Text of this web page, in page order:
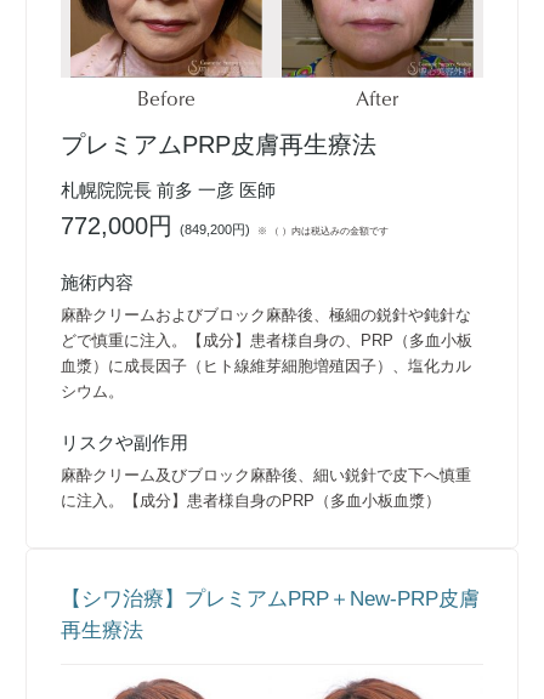
Before After
プレミアムPRP皮膚再生療法
札幌院院長 前多 一彦 医師
772,000円(849,200円) ※ （ ）内は税込みの金額です
施術内容
麻酔クリームおよびブロック麻酔後、極細の鋭針や鈍針な
どで慎重に注入。【成分】患者様自身の、PRP（多血小板
血漿）に成長因子（ヒト線維芽細胞増殖因子）、塩化カル
シウム。
リスクや副作用
麻酔クリーム及びブロック麻酔後、細い鋭針で皮下へ慎重
に注入。【成分】患者様自身のPRP（多血小板血漿）
【シワ治療】プレミアムPRP＋New-PRP皮膚
再生療法